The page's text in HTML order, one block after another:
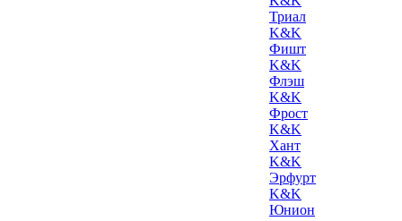
Триал
K&K
Фишт
K&K
Флэш
K&K
Фрост
K&K
Хант
K&K
Эрфурт
K&K
Юнион